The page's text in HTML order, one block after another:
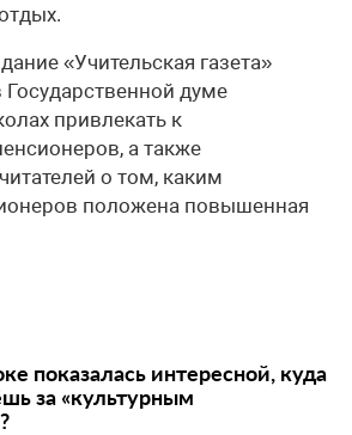
«Учительская газета»
Государственной думе
привлекать к
а также
читателей о том, каким
положена повышенная
показалась интересной, куда
за «культурным